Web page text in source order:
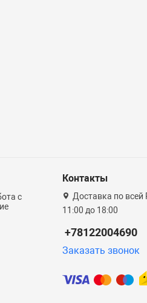
с
Контакты
Доставка по всей
11:00 до 18:00
+78122004690
Заказать звонок